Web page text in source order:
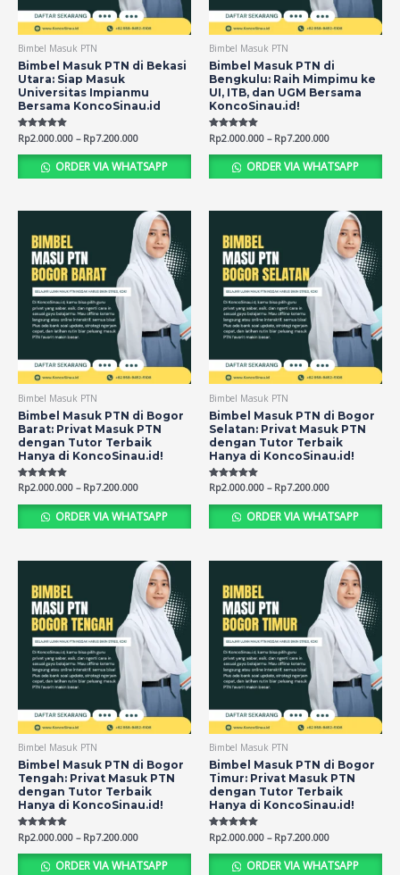
Bimbel Masuk PTN
Bimbel Masuk PTN di Bekasi
Utara: Siap Masuk
Universitas Impianmu
Bersama KoncoSinau.id
Rated
5.00
out of 5
Rp2.000.000 – Rp7.200.000
ORDER VIA WHATSAPP
Bimbel Masuk PTN
Bimbel Masuk PTN di
Bengkulu: Raih Mimpimu ke
UI, ITB, dan UGM Bersama
KoncoSinau.id!
Rated
5.00
out of 5
Rp2.000.000 – Rp7.200.000
ORDER VIA WHATSAPP
Bimbel Masuk PTN
Bimbel Masuk PTN di Bogor
Barat: Privat Masuk PTN
dengan Tutor Terbaik
Hanya di KoncoSinau.id!
Rated
5.00
out of 5
Rp2.000.000 – Rp7.200.000
ORDER VIA WHATSAPP
Bimbel Masuk PTN
Bimbel Masuk PTN di Bogor
Selatan: Privat Masuk PTN
dengan Tutor Terbaik
Hanya di KoncoSinau.id!
Rated
5.00
out of 5
Rp2.000.000 – Rp7.200.000
ORDER VIA WHATSAPP
Bimbel Masuk PTN
Bimbel Masuk PTN di Bogor
Tengah: Privat Masuk PTN
dengan Tutor Terbaik
Hanya di KoncoSinau.id!
Rated
5.00
out of 5
Rp2.000.000 – Rp7.200.000
ORDER VIA WHATSAPP
Bimbel Masuk PTN
Bimbel Masuk PTN di Bogor
Timur: Privat Masuk PTN
dengan Tutor Terbaik
Hanya di KoncoSinau.id!
Rated
5.00
out of 5
Rp2.000.000 – Rp7.200.000
ORDER VIA WHATSAPP